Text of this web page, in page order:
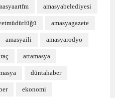
amasyabelediyesi
amasyagazete
amasyaili amasyarodyo
artamasya
düntahaber
ekonomi